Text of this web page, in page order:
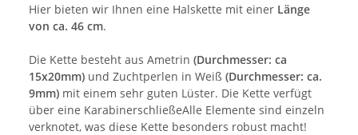
Hier bieten wir Ihnen eine Halskette mit einer Länge
von ca. 46 cm.
Die Kette besteht aus Ametrin (Durchmesser: ca
15x20mm) und Zuchtperlen in Weiß (Durchmesser: ca.
9mm) mit einem sehr guten Lüster. Die Kette verfügt
über eine KarabinerschließeAlle Elemente sind einzeln
verknotet, was diese Kette besonders robust macht!